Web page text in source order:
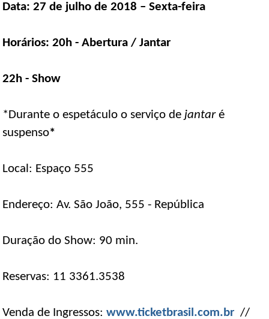
Data: 27 de julho de 2018 – Sexta-feira
Horários: 20h - Abertura / Jantar
22h - Show
*Durante o espetáculo o serviço de jantaré
suspenso*
Local: Espaço 555
Endereço: Av. São João, 555 - República
Duração do Show: 90 min.
Reservas: 11 3361.3538
Venda de Ingressos:www.ticketbrasil.com.br //